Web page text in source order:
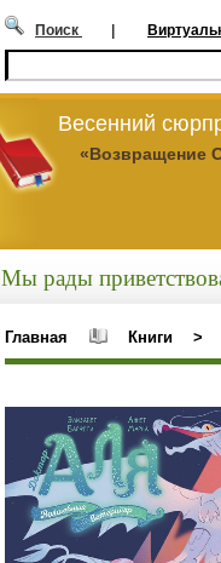
Поиск |
Весенний
«Возвращение
Мы рады
Главная Книги >